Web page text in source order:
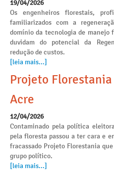
19/04/2026
Os engenheiros florestais,
familiarizados com a
domínio da tecnologia de manejo
duvidam do potencial da
redução de custos.
[leia mais...]
Projeto
Acre
12/04/2026
Contaminado pela política
pela floresta passou a ter cara e
fracassado Projeto Florestania
grupo político.
[leia mais...]